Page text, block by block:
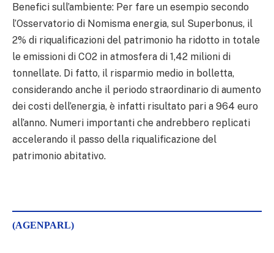
Benefici sull’ambiente: Per fare un esempio secondo
l’Osservatorio di Nomisma energia, sul Superbonus, il
2% di riqualificazioni del patrimonio ha ridotto in totale
le emissioni di CO2 in atmosfera di 1,42 milioni di
tonnellate. Di fatto, il risparmio medio in bolletta,
considerando anche il periodo straordinario di aumento
dei costi dell’energia, è infatti risultato pari a 964 euro
all’anno. Numeri importanti che andrebbero replicati
accelerando il passo della riqualificazione del
patrimonio abitativo.
(AGENPARL)